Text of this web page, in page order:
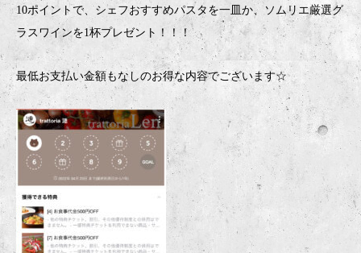
10ポイントで、シェフおすすめパスタを一皿か、ソムリエ厳選グ
ラスワインを1杯プレゼント！！！
最低お支払い金額もなしのお得な内容でございます☆